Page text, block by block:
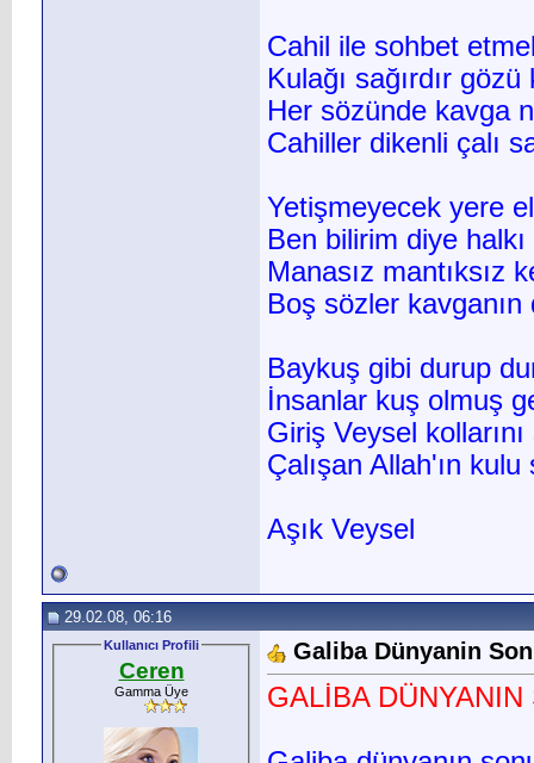
Cahil ile sohbet
Kulağı sağırdır
Her sözünde kavga
Cahiller dikenli çalı
Yetişmeyecek yere
Ben bilirim diye
Manasız mantıksız
Boş sözler kavganın
Baykuş gibi durup
İnsanlar kuş olmuş
Giriş Veysel kollarını
Çalışan Allah'ın kulu
Aşık Veysel
29.02.08, 06:16
Kullanıcı Profili
Ceren
Gamma Üye
Galiba Dünyanin
GALİBA